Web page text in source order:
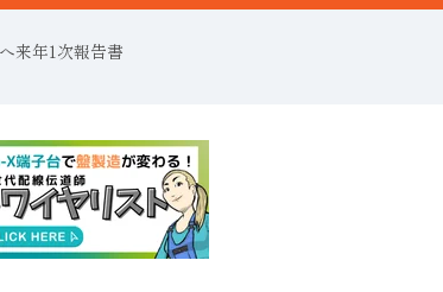
来年1次報告書